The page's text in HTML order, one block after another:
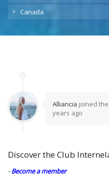
Canada
Alliancia joined
years ago
Discover the Club
-Become a member